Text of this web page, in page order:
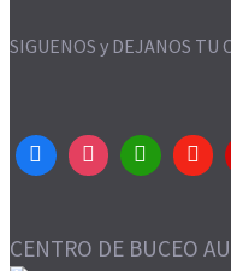
SIGUENOS y DEJANOS TU
CENTRO DE BUCEO